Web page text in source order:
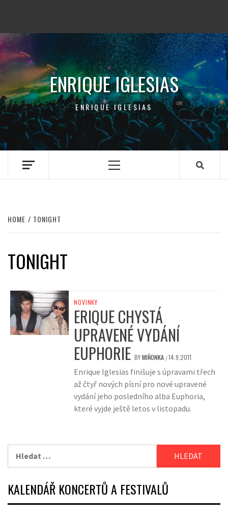
ENRIQUE IGLESIAS
ENRIQUE IGLESIAS
Primary
HOME TONIGHT
TONIGHT
NOVINKY
ERIQUE CHYSTÁ
UPRAVENÉ VYDÁNÍ
EUPHORIE BYMIŇONKA /14.9.2011
Enrique Iglesias finišuje s úpravami třech
až čtyř nových písní pro nové upravené
vydání jeho posledního alba Euphoria,
které vyjde ještě letos v listopadu.
KALENDÁŘ KONCERTŮ A FESTIVALŮ